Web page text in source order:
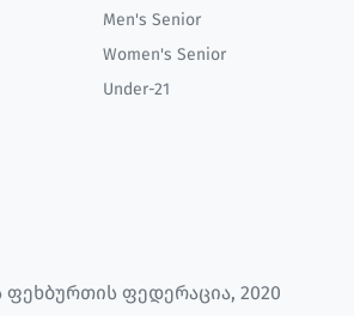
Men's Senior
Women's Senior
Under-21
ფეხბურთის ფედერაცია, 2020